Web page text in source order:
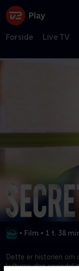
Forside Live TV
• Film • 1 t. 38
Dette er historien om
kulturer: den